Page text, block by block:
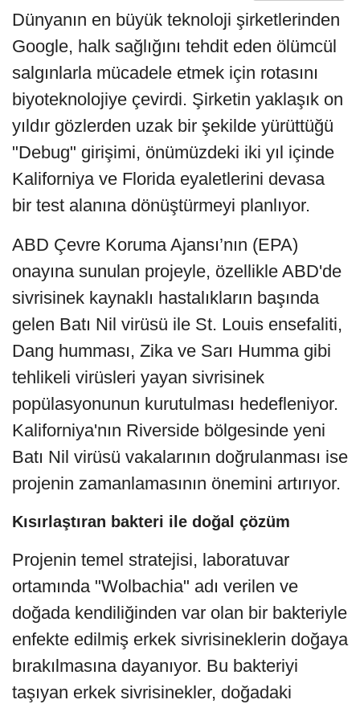
Dünyanın en büyük teknoloji şirketlerinden
Google, halk sağlığını tehdit eden ölümcül
salgınlarla mücadele etmek için rotasını
biyoteknolojiye çevirdi. Şirketin yaklaşık on
yıldır gözlerden uzak bir şekilde yürüttüğü
"Debug" girişimi, önümüzdeki iki yıl içinde
Kaliforniya ve Florida eyaletlerini devasa
bir test alanına dönüştürmeyi planlıyor.
ABD Çevre Koruma Ajansı’nın (EPA)
onayına sunulan projeyle, özellikle ABD'de
sivrisinek kaynaklı hastalıkların başında
gelen Batı Nil virüsü ile St. Louis ensefaliti,
Dang humması, Zika ve Sarı Humma gibi
tehlikeli virüsleri yayan sivrisinek
popülasyonunun kurutulması hedefleniyor.
Kaliforniya'nın Riverside bölgesinde yeni
Batı Nil virüsü vakalarının doğrulanması ise
projenin zamanlamasının önemini artırıyor.
Kısırlaştıran bakteri ile doğal çözüm
Projenin temel stratejisi, laboratuvar
ortamında "Wolbachia" adı verilen ve
doğada kendiliğinden var olan bir bakteriyle
enfekte edilmiş erkek sivrisineklerin doğaya
bırakılmasına dayanıyor. Bu bakteriyi
taşıyan erkek sivrisinekler, doğadaki